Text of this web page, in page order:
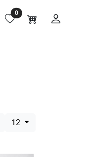
0
12